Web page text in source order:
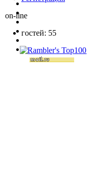
on-line
гостей: 55